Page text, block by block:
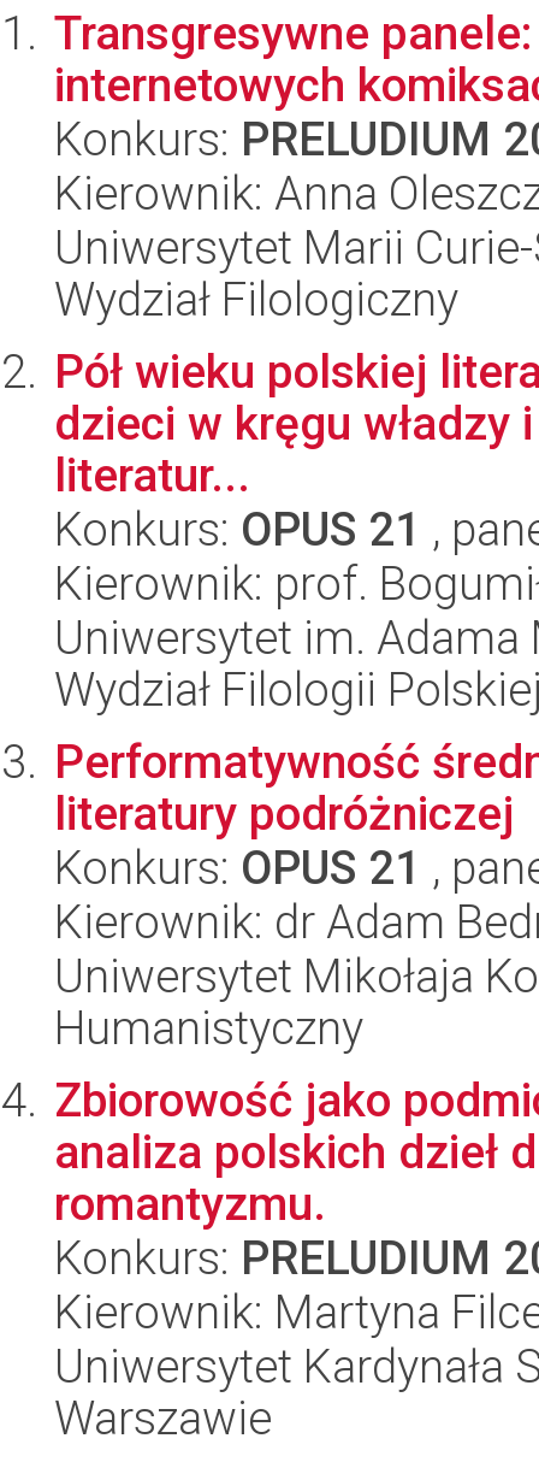
Transgresywne
internetowych
Konkurs: PRELUDIUM
Kierownik: Anna
Uniwersytet Marii
Wydział Filologiczny
Pół wieku polskiej
dzieci w kręgu
literatur...
Konkurs: OPUS 21 ,
Kierownik: prof.
Uniwersytet im.
Wydział Filologii
Performatywność
literatury podróżniczej
Konkurs: OPUS 21 ,
Kierownik: dr Adam
Uniwersytet Mikołaja
Humanistyczny
Zbiorowość jako
analiza polskich dzieł
romantyzmu.
Konkurs: PRELUDIUM
Kierownik: Martyna
Uniwersytet Kardynała
Warszawie